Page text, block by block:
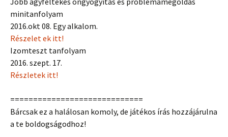
minitanfolyam
2016.okt 08. Egy alkalom.
Részelet ek itt!
Izomteszt tanfolyam
2016. szept. 17.
Részletek itt!
=============================
Bárcsak ez a halálosan komoly, de játékos írás hozzájárulna
a te boldogságodhoz!